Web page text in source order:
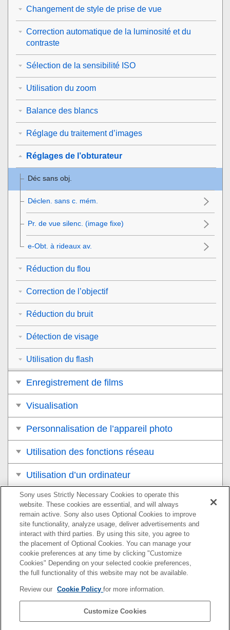
Changement de style de prise de vue
Correction automatique de la luminosité et du
contraste
Sélection de la sensibilité ISO
Utilisation du zoom
Balance des blancs
Réglage du traitement d’images
Réglages de l’obturateur
Déc sans obj.
Déclen. sans c. mém.
Pr. de vue silenc. (image fixe)
e-Obt. à rideaux av.
Réduction du flou
Correction de l’objectif
Réduction du bruit
Détection de visage
Utilisation du flash
Enregistrement de films
Visualisation
Personnalisation de l’appareil photo
Utilisation des fonctions réseau
Utilisation d’un ordinateur
Liste des éléments du MENU
Précautions/Le produit
Si vous avez des problèmes
Pour plus d’informations sur la conformité aux lois sur
Accessibilité en France : conformité partielle
Sony uses Strictly Necessary Cookies to operate this
website. These cookies are essential, and will always
remain active. Sony also uses Optional Cookies to improve
site functionality, analyze usage, deliver advertisements and
interact with third parties. By using this site, you agree to
the placement of Optional Cookies. You can manage your
cookie preferences at any time by clicking "Customize
Cookies" Depending on your selected cookie preferences,
the full functionality of this website may not be available.
Review our Cookie Policyfor more information.
Customize Cookies